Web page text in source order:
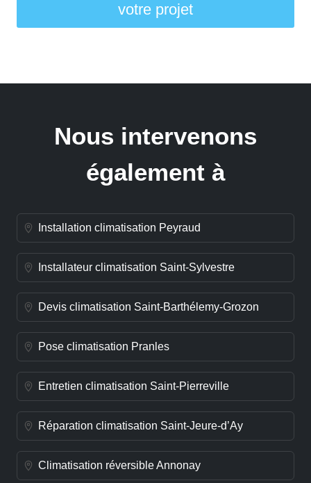
votre projet
Nous intervenons
également à
Installation climatisation Peyraud
Installateur climatisation Saint-Sylvestre
Devis climatisation Saint-Barthélemy-Grozon
Pose climatisation Pranles
Entretien climatisation Saint-Pierreville
Réparation climatisation Saint-Jeure-d’Ay
Climatisation réversible Annonay